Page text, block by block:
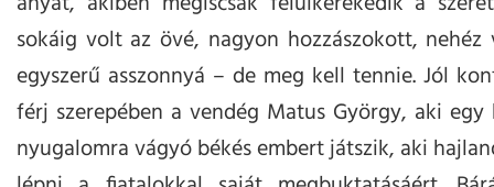
sokáig volt az övé, nagyon hozzászokott, nehéz
egyszerű asszonnyá – de meg kell tennie. Jól
férj szerepében a vendég Matus György, aki
nyugalomra vágyó békés embert játszik, aki